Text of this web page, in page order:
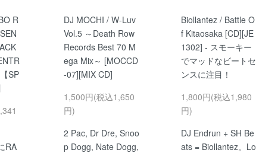
R
SP
RA
DJ MOCHI / W-Luv
Vol.5 ～Death Row
Records Best 70 M
ega Mix～ [MOCCD
-07][MIX CD]
1,500円(税込1,650
円)
2 Pac, Dr Dre, Snoo
p Dogg, Nate Dogg,
Biollantez / Battle O
f Kitaosaka [CD][JE
1302] - スモーキー
でマッドなビートセ
ンスに注目！
1,800円(税込1,980
円)
DJ Endrun + SH Be
ats = Biollantez。Lo